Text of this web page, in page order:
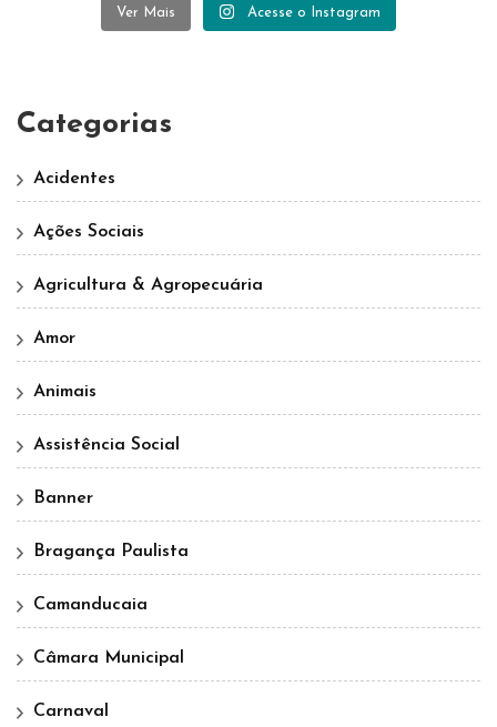
Ver Mais Acesse o Instagram
Categorias
Acidentes
Ações Sociais
Agricultura & Agropecuária
Amor
Animais
Assistência Social
Banner
Bragança Paulista
Camanducaia
Câmara Municipal
Carnaval